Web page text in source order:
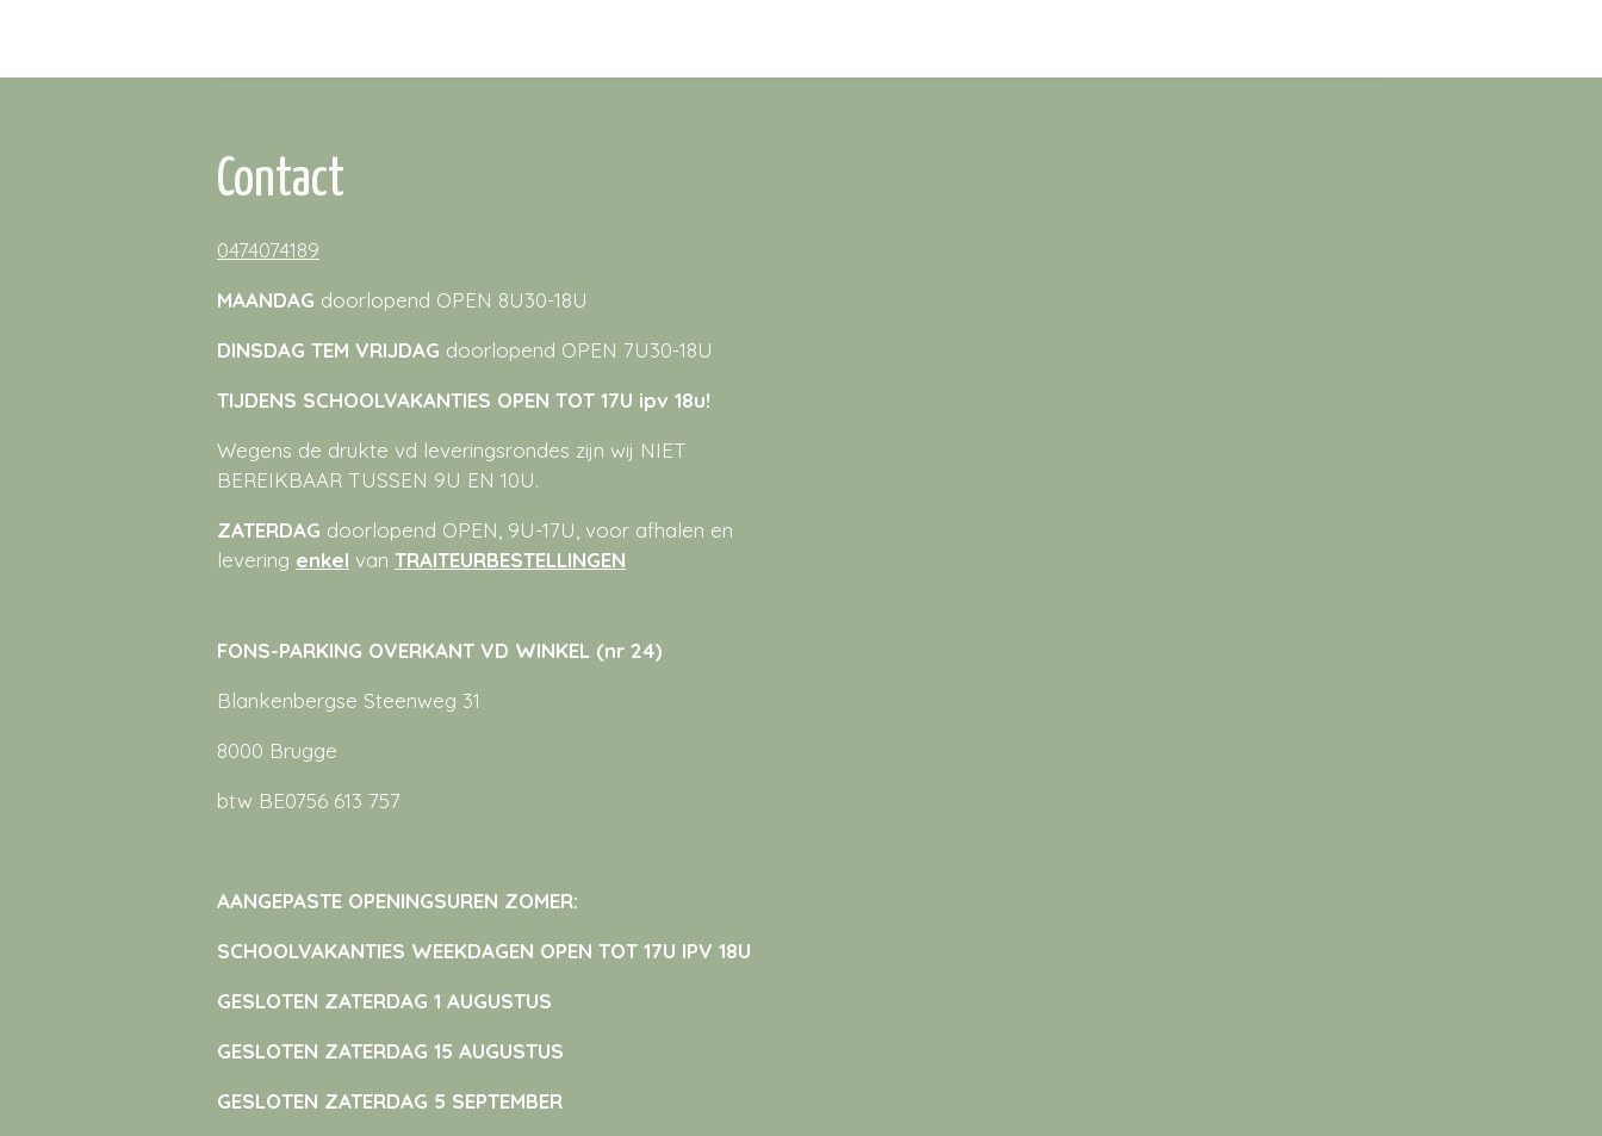
Contact
0474074189
MAANDAG doorlopend OPEN 8U30-18U
DINSDAG TEM VRIJDAG doorlopend OPEN 7U30-18U
TIJDENS SCHOOLVAKANTIES OPEN TOT 17U ipv 18u!
Wegens de drukte vd leveringsrondes zijn wij NIET
BEREIKBAAR TUSSEN 9U EN 10U.
ZATERDAG doorlopend OPEN, 9U-17U, voor afhalen en
levering enkel van TRAITEURBESTELLINGEN
FONS-PARKING OVERKANT VD WINKEL (nr 24)
Blankenbergse Steenweg 31
8000 Brugge
btw BE0756 613 757
AANGEPASTE OPENINGSUREN ZOMER:
SCHOOLVAKANTIES WEEKDAGEN OPEN TOT 17U IPV 18U
GESLOTEN ZATERDAG 1 AUGUSTUS
GESLOTEN ZATERDAG 15 AUGUSTUS
GESLOTEN ZATERDAG 5 SEPTEMBER